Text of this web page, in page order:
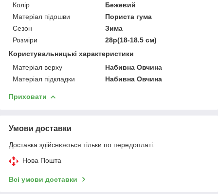
Колір
Бежевий
Матеріал підошви
Пориста гума
Сезон
Зима
Розміри
28р(18-18.5 см)
Користувальницькі характеристики
Матеріал верху
Набивна Овчина
Матеріал підкладки
Набивна Овчина
Приховати
Умови доставки
Доставка здійснюється тільки по передоплаті.
Нова Пошта
Всі умови доставки